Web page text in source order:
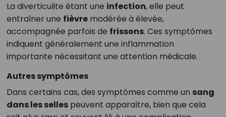
La diverticulite étant une infection, elle peut
entraîner une fièvremodérée à élevée,
accompagnée parfois de frissons. Ces symptômes
indiquent généralement une inflammation
importante nécessitant une attention médicale.
Autres symptômes
Dans certains cas, des symptômes comme un sang
dans les sellespeuvent apparaître, bien que cela